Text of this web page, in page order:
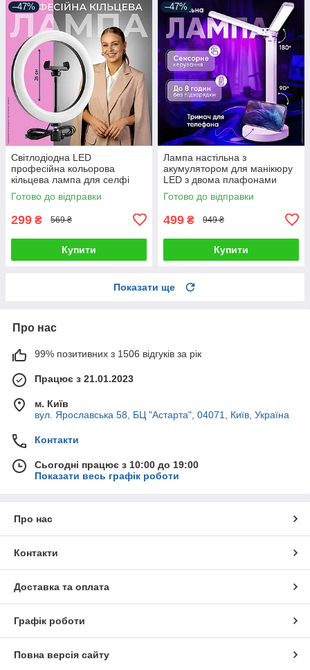
–47%
Світлодіодна LED
професійна кольорова
кільцева лампа для селфі
блогерів предметної зйомки
26 см для фото і відео
Готово до відправки
299 ₴ 569 ₴
Купити
–47%
Лампа настільна з
акумулятором для манікюру
LED з двома плафонами
підставкою для телефону
сенсорним керуванням 3
Готово до відправки
499 ₴ 949 ₴
Купити
Показати ще
Про нас
99% позитивних з 1506 відгуків за рік
Працює з 21.01.2023
м. Київ
вул. Ярославська 58, БЦ "Астарта", 04071, Київ, Україна
Контакти
Сьогодні працює з 10:00 до 19:00
Показати весь графік роботи
Про нас
Контакти
Доставка та оплата
Графік роботи
Повна версія сайту